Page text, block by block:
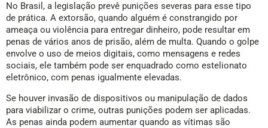
No Brasil, a legislação prevê punições severas para esse tipo
de prática. A extorsão, quando alguém é constrangido por
ameaça ou violência para entregar dinheiro, pode resultar em
penas de vários anos de prisão, além de multa. Quando o golpe
envolve o uso de meios digitais, como mensagens e redes
sociais, ele também pode ser enquadrado como estelionato
eletrônico, com penas igualmente elevadas.
Se houver invasão de dispositivos ou manipulação de dados
para viabilizar o crime, outras punições podem ser aplicadas.
As penas ainda podem aumentar quando as vítimas são